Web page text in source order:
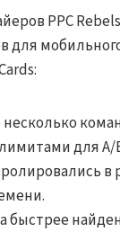
PPC
для
для A/
быстрее